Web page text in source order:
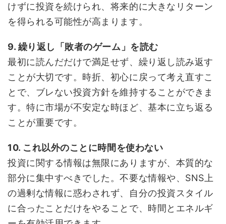
けずに投資を続けられ、将来的に大きなリターン
を得られる可能性が高まります。
9. 繰り返し「敗者のゲーム」を読む
最初に読んだだけで満足せず、繰り返し読み返す
ことが大切です。時折、初心に戻って考え直すこ
とで、ブレない投資方針を維持することができま
す。特に市場が不安定な時ほど、基本に立ち返る
ことが重要です。
10. これ以外のことに時間を使わない
投資に関する情報は無限にありますが、本質的な
部分に集中すべきでした。不要な情報や、SNS上
の過剰な情報に惑わされず、自分の投資スタイル
に合ったことだけをやることで、時間とエネルギ